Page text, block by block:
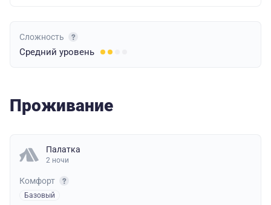
Сложность
Средний уровень
Проживание
Палатка
2 ночи
Комфорт
Базовый